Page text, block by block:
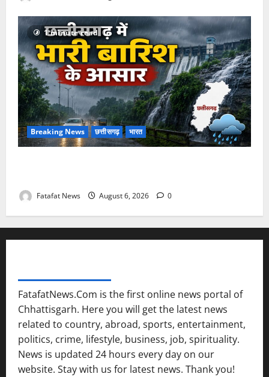
1 minute read
Breaking News छत्तीसगढ़ भारत
Fatafat News August 6, 2026 0
FatafatNews.Com is the first online news portal of
Chhattisgarh. Here you will get the latest news
related to country, abroad, sports, entertainment,
politics, crime, lifestyle, business, job, spirituality.
News is updated 24 hours every day on our
website. Stay with us for latest news. Thank you!